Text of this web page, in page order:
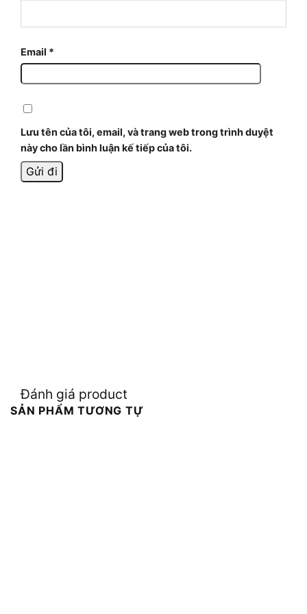
Email *
Lưu tên của tôi, email, và trang web trong trình duyệt
này cho lần bình luận kế tiếp của tôi.
Đánh giá product
SẢN PHẨM TƯƠNG TỰ